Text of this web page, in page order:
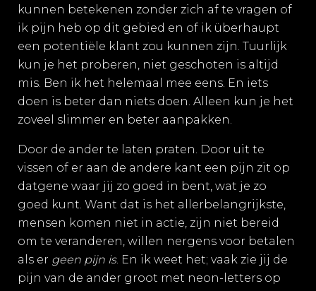
kunnen betekenen zonder zich af te vragen of
ik pijn heb op dit gebied en of ik überhaupt
een potentiële klant zou kunnen zijn. Tuurlijk
kun je het proberen, niet geschoten is altijd
mis. Ben ik het helemaal mee eens. En iets
doen is beter dan niets doen. Alleen kun je het
zoveel slimmer en beter aanpakken.
Door de ander te laten praten. Door uit te
vissen of er aan de andere kant een pijn zit op
datgene waar jij zo goed in bent, wat je zo
goed kunt. Want dat is het allerbelangrijkste,
mensen komen niet in actie, zijn niet bereid
om te veranderen, willen nergens voor betalen
als er geen pijn is. En ik weet het; vaak zie jij de
pijn van de ander groot met neon-letters op